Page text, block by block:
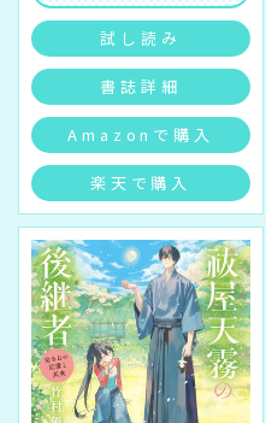
試し読み
書誌詳細
Amazonで購入
楽天で購入